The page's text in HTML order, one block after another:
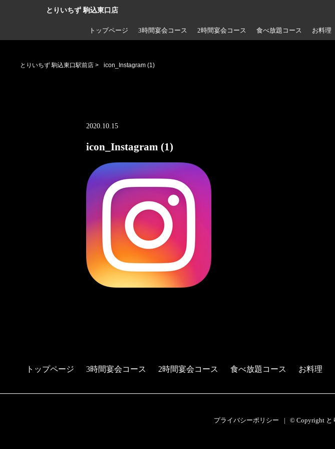
とりいちず 駒込東口店
トップページ 3時間宴会コース 2時間宴会コース 食べ放題コース お料理
とりいちず 駒込東口駅前店 > icon_Instagram (1)
2020.10.15
icon_Instagram (1)
トップページ 3時間宴会コース 2時間宴会コース 食べ放題コース お料理
プライバシーポリシー © Copyright と